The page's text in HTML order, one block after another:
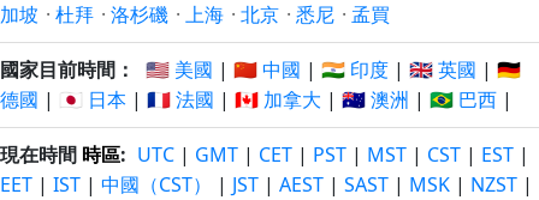
加坡 · 杜拜 · 洛杉磯 · 上海 · 北京 · 悉尼 · 孟買
國家目前時間： 🇺🇸 美國 | 🇨🇳 中國 | 🇮🇳 印度 | 🇬🇧 英國 | 🇩🇪
德國 | 🇯🇵 日本 | 🇫🇷 法國 | 🇨🇦 加拿大 | 🇦🇺 澳洲 | 🇧🇷 巴西 |
現在時間 時區: UTC | GMT | CET | PST | MST | CST | EST |
EET | IST | 中國（CST） | JST | AEST | SAST | MSK | NZST |